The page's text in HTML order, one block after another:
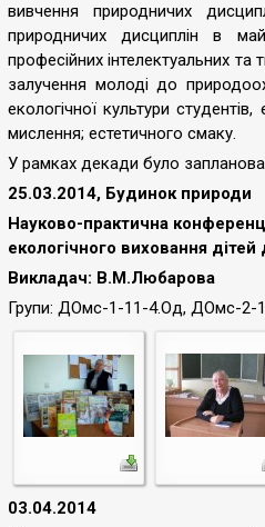
вивчення природничих
природничих дисциплін в
професійних інтелектуальних та
залучення молоді до
екологічної культури
мислення; естетичного смаку.
У рамках декади було
25.03.2014, Будинок природи
Науково-практична
екологічного виховання дітей
Викладач: В.М.Любарова
Групи: ДОмс-1-11-4.Од, ДОмс-2-
03.04.2014